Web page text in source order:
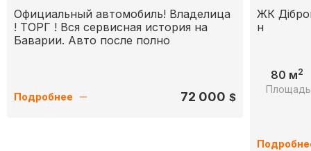
Официальный автомобиль! Владелица
! ТОРГ ! Вся сервисная история на
Баварии. Авто после полно
Подробнее 72 000 $
ЖК
н
80 м2
Площадь